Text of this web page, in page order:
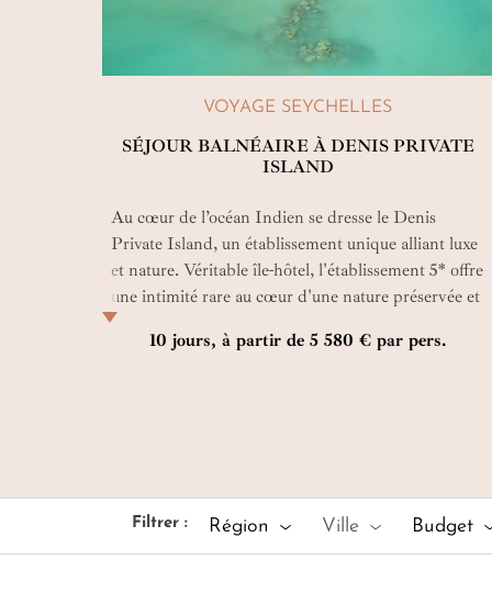
VOYAGE SEYCHELLES
SÉJOUR BALNÉAIRE À DENIS PRIVATE
ISLAND
Au cœur de l’océan Indien se dresse le Denis
Private Island, un établissement unique alliant luxe
et nature. Véritable île-hôtel, l'établissement 5* offre
une intimité rare au cœur d'une nature préservée et
éblouissante. Les hébergements sont spacieux et se
distinguent par une décoration aux notes créoles.
10 jours, à partir de 5 580 € par pers.
Filtrer : Région Ville Budget